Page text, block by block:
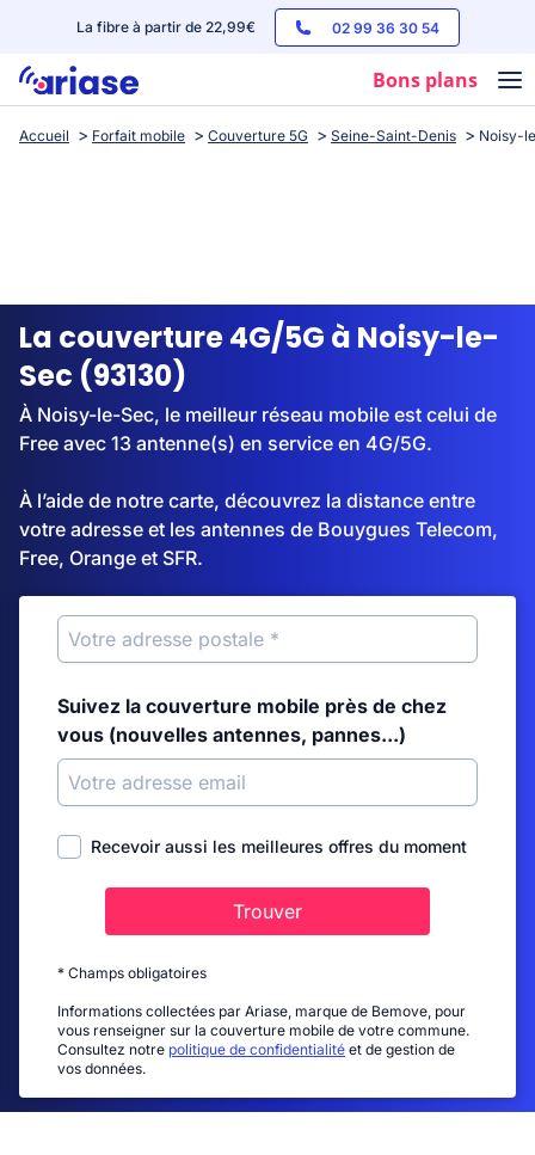
La fibre à partir de 22,99€ 02 99 36 30 54
Bons plans
Box internet
Streaming
Accueil Forfait mobile Couverture 5G Seine-Saint-Denis Noisy-
La couverture 4G/5G à Noisy-le-
Sec (93130)
À Noisy-le-Sec, le meilleur réseau mobile est celui de
Free avec 13 antenne(s) en service en 4G/5G.
À l’aide de notre carte, découvrez la distance entre
votre adresse et les antennes de Bouygues Telecom,
Free, Orange et SFR.
Suivez la couverture mobile près de chez
vous (nouvelles antennes, pannes...)
Recevoir aussi les meilleures offres du moment
Trouver
* Champs obligatoires
Informations collectées par Ariase, marque de Bemove, pour
vous renseigner sur la couverture mobile de votre commune.
Consultez notre politique de confidentialité et de gestion de
vos données.